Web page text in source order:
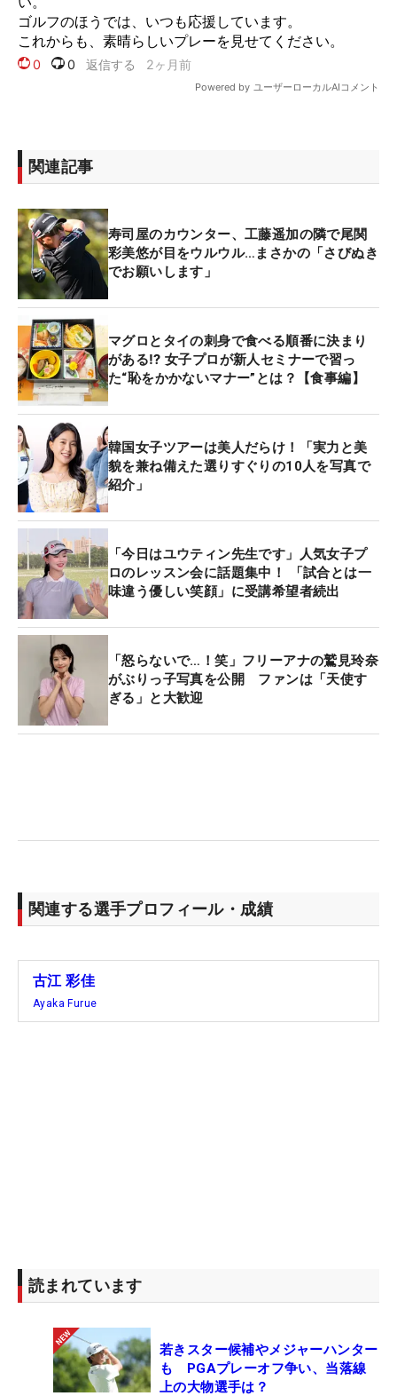
関連記事
寿司屋のカウンター、工藤遥加の隣で尾関
彩美悠が目をウルウル…まさかの「さびぬき
でお願いします」
マグロとタイの刺身で食べる順番に決まり
がある⁉ 女子プロが新人セミナーで習っ
た“恥をかかないマナー”とは？【食事編】
韓国女子ツアーは美人だらけ！「実力と美
貌を兼ね備えた選りすぐりの10人を写真で
紹介」
「今日はユウティン先生です」人気女子プ
ロのレッスン会に話題集中！ 「試合とは一
味違う優しい笑顔」に受講希望者続出
「怒らないで…！笑」フリーアナの鷲見玲奈
がぶりっ子写真を公開 ファンは「天使す
ぎる」と大歓迎
関連する選手プロフィール・成績
古江 彩佳
Ayaka Furue
読まれています
若きスター候補やメジャーハンター
も PGAプレーオフ争い、当落線
上の大物選手は？